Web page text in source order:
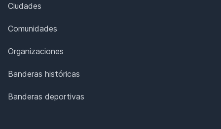
Ciudades
Comunidades
Organizaciones
Banderas históricas
Banderas deportivas